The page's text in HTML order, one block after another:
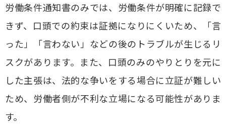
労働条件通知書のみでは、労働条件が明確に記録で
きず、口頭での約束は証拠になりにくいため、「言
った」「言わない」などの後のトラブルが生じるリ
スクがあります。また、口頭のみのやりとりを元に
した主張は、法的な争いをする場合に立証が難しい
ため、労働者側が不利な立場になる可能性がありま
す。